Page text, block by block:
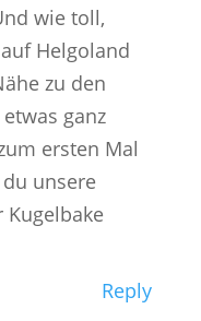
wie toll,
Helgoland
zu den
ganz
ersten Mal
unsere
Kugelbake
Reply